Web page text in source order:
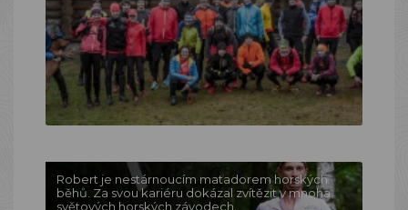
Robert je nestárnoucím matadorem horských
běhů. Za svou kariéru dokázal zvítězit v mnoha
světových horských závodech.